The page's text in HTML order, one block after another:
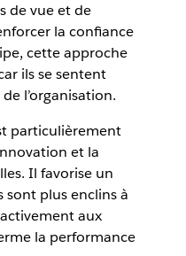
de vue et de
la confiance
cette approche
ils se sentent
l’organisation.
particulièrement
et la
Il favorise un
plus enclins à
aux
la performance